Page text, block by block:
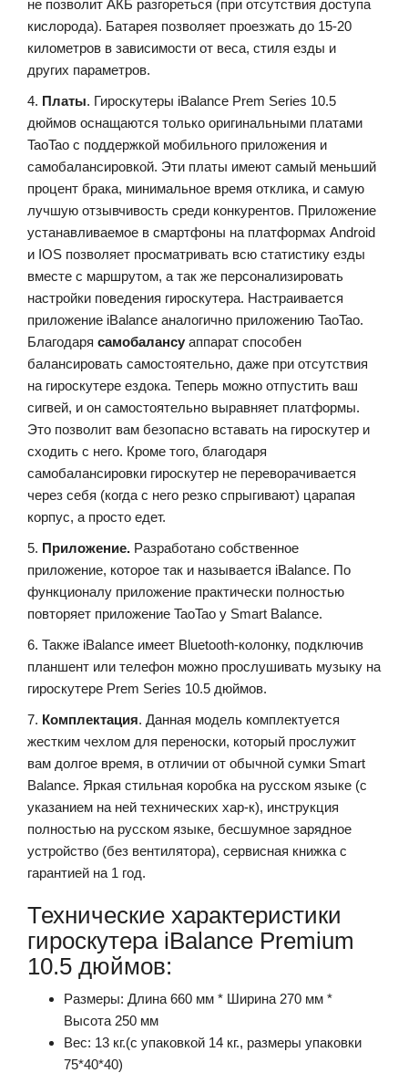
не позволит АКБ разгореться (при отсутствия доступа
кислорода). Батарея позволяет проезжать до 15-20
километров в зависимости от веса, стиля езды и
других параметров.
4. Платы. Гироскутеры iBalance Prem Series 10.5
дюймов оснащаются только оригинальными платами
TaoTao с поддержкой мобильного приложения и
самобалансировкой. Эти платы имеют самый меньший
процент брака, минимальное время отклика, и самую
лучшую отзывчивость среди конкурентов. Приложение
устанавливаемое в смартфоны на платформах Android
и IOS позволяет просматривать всю статистику езды
вместе с маршрутом, а так же персонализировать
настройки поведения гироскутера. Настраивается
приложение iBalance аналогично приложению TaoTao.
Благодаря самобалансу аппарат способен
балансировать самостоятельно, даже при отсутствия
на гироскутере ездока. Теперь можно отпустить ваш
сигвей, и он самостоятельно выравняет платформы.
Это позволит вам безопасно вставать на гироскутер и
сходить с него. Кроме того, благодаря
самобалансировки гироскутер не переворачивается
через себя (когда с него резко спрыгивают) царапая
корпус, а просто едет.
5. Приложение. Разработано собственное
приложение, которое так и называется iBalance. По
функционалу приложение практически полностью
повторяет приложение TaoTao у Smart Balance.
6. Также iBalance имеет Bluetooth-колонку, подключив
планшент или телефон можно прослушивать музыку на
гироскутере Prem Series 10.5 дюймов.
7. Комплектация. Данная модель комплектуется
жестким чехлом для переноски, который прослужит
вам долгое время, в отличии от обычной сумки Smart
Balance. Яркая стильная коробка на русском языке (с
указанием на ней технических хар-к), инструкция
полностью на русском языке, бесшумное зарядное
устройство (без вентилятора), сервисная книжка с
гарантией на 1 год.
Технические характеристики
гироскутера iBalance Premium
10.5 дюймов:
Размеры: Длина 660 мм * Ширина 270 мм *
Высота 250 мм
Вес: 13 кг.(с упаковкой 14 кг., размеры упаковки
75*40*40)